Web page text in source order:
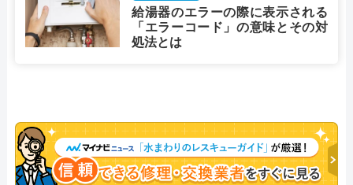
給湯器のエラーの際に表示される
「エラーコード」の意味とその対
処法とは